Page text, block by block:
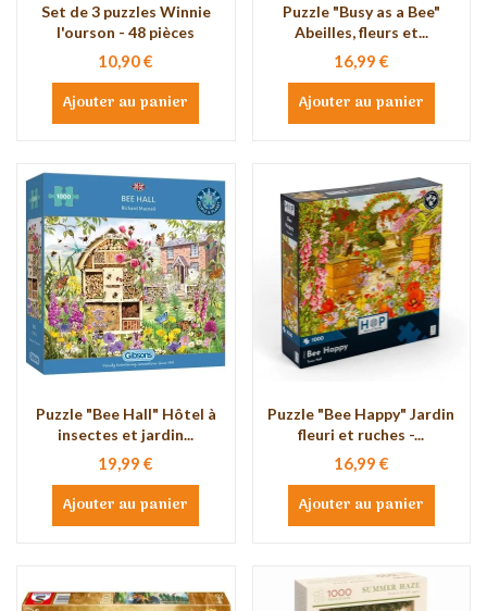
Set de 3 puzzles Winnie
l'ourson - 48 pièces
10,90 €
Ajouter au panier
Puzzle "Busy as a Bee"
Abeilles, fleurs et...
16,99 €
Ajouter au panier
Puzzle "Bee Hall" Hôtel à
insectes et jardin...
19,99 €
Ajouter au panier
Puzzle "Bee Happy" Jardin
fleuri et ruches -...
16,99 €
Ajouter au panier